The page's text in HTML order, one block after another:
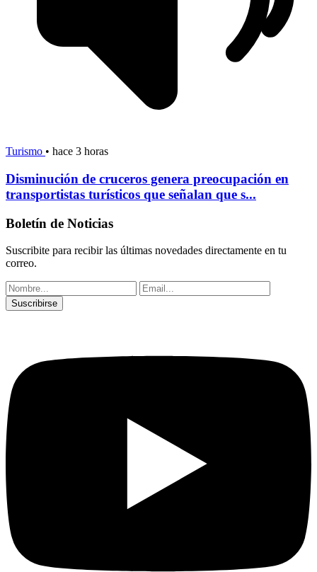
Turismo • hace 3 horas
Disminución de cruceros genera preocupación en
transportistas turísticos que señalan que s...
Boletín de Noticias
Suscribite para recibir las últimas novedades directamente en tu
correo.
Suscribirse